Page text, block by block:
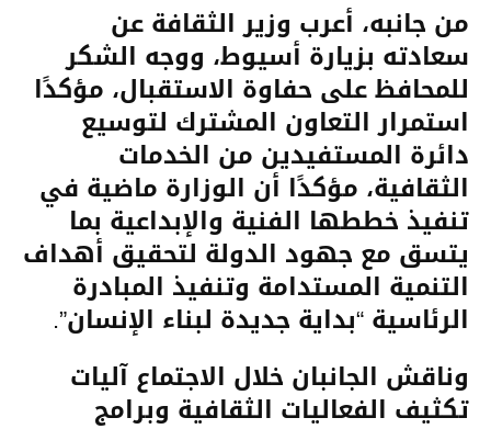
من جانبه، أعرب وزير الثقافة عن
سعادته بزيارة أسيوط، ووجه الشكر
للمحافظ على حفاوة الاستقبال، مؤكدًا
استمرار التعاون المشترك لتوسيع
دائرة المستفيدين من الخدمات
الثقافية، مؤكدًا أن الوزارة ماضية في
تنفيذ خططها الفنية والإبداعية بما
يتسق مع جهود الدولة لتحقيق أهداف
التنمية المستدامة وتنفيذ المبادرة
الرئاسية “بداية جديدة لبناء الإنسان”.
وناقش الجانبان خلال الاجتماع آليات
تكثيف الفعاليات الثقافية وبرامج